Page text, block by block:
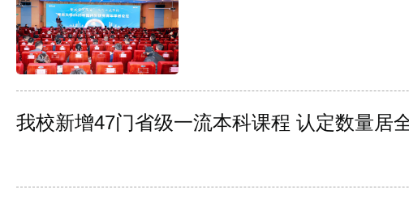
我校新增47门省级一流本科课程 认定数量居